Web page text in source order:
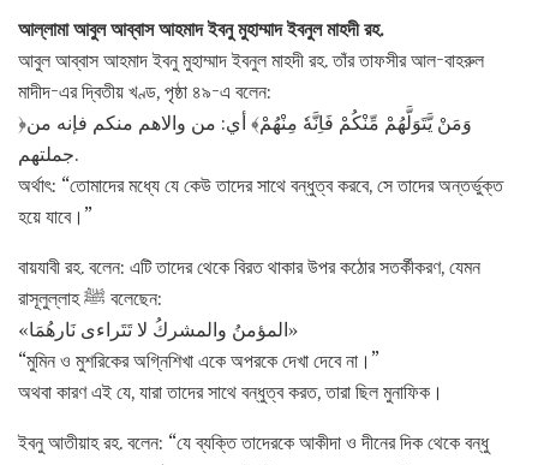
আল্লামা আবুল আব্বাস আহমাদ ইবনু মুহাম্মাদ ইবনুল মাহদী রহ.
আবুল আব্বাস আহমাদ ইবনু মুহাম্মাদ ইবনুল মাহদী রহ. তাঁর তাফসীর আল-বাহরুল
মাদীদ-এর দ্বিতীয় খণ্ড, পৃষ্ঠা ৪৯-এ বলেন:
﴿وَمَنْ يَّتَوَلَّهُمْ مِّنْكُمْ فَاِنَّهٗ مِنْهُمْ﴾ أي: من والاهم منكم فإنه من
جملتهم.
অর্থাৎ: “তোমাদের মধ্যে যে কেউ তাদের সাথে বন্ধুত্ব করবে, সে তাদের অন্তর্ভুক্ত
হয়ে যাবে।”
বায়যাবী রহ. বলেন: এটি তাদের থেকে বিরত থাকার উপর কঠোর সতর্কীকরণ, যেমন
রাসূলুল্লাহ ﷺ বলেছেন:
«المؤمنُ والمشركُ لا تَتَراءى نَارهُمَا»
“মুমিন ও মুশরিকের অগ্নিশিখা একে অপরকে দেখা দেবে না।”
অথবা কারণ এই যে, যারা তাদের সাথে বন্ধুত্ব করত, তারা ছিল মুনাফিক।
ইবনু আতীয়াহ রহ. বলেন: “যে ব্যক্তি তাদেরকে আকীদা ও দীনের দিক থেকে বন্ধু